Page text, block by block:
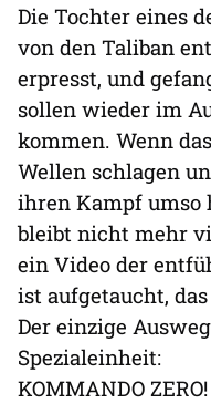
Die Tochter eines
von den Taliban
erpresst, und
sollen wieder im
kommen. Wenn
Wellen schlagen
ihren Kampf umso
bleibt nicht mehr
ein Video der
ist aufgetaucht,
Der einzige
Spezialeinheit:
KOMMANDO ZERO!